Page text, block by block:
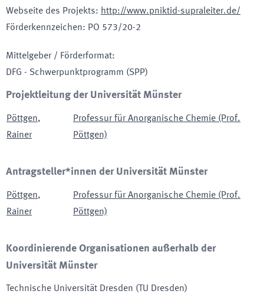
Webseite des Projekts: http://www.pniktid-supraleiter.de/
Förderkennzeichen: PO 573/20-2
Mittelgeber / Förderformat:
DFG - Schwerpunktprogramm (SPP)
Projektleitung der Universität Münster
Pöttgen,
Rainer
Professur für Anorganische Chemie (Prof.
Pöttgen)
Antragsteller*innen der Universität Münster
Pöttgen,
Rainer
Professur für Anorganische Chemie (Prof.
Pöttgen)
Koordinierende Organisationen außerhalb der
Universität Münster
Technische Universität Dresden ( TU Dresden)